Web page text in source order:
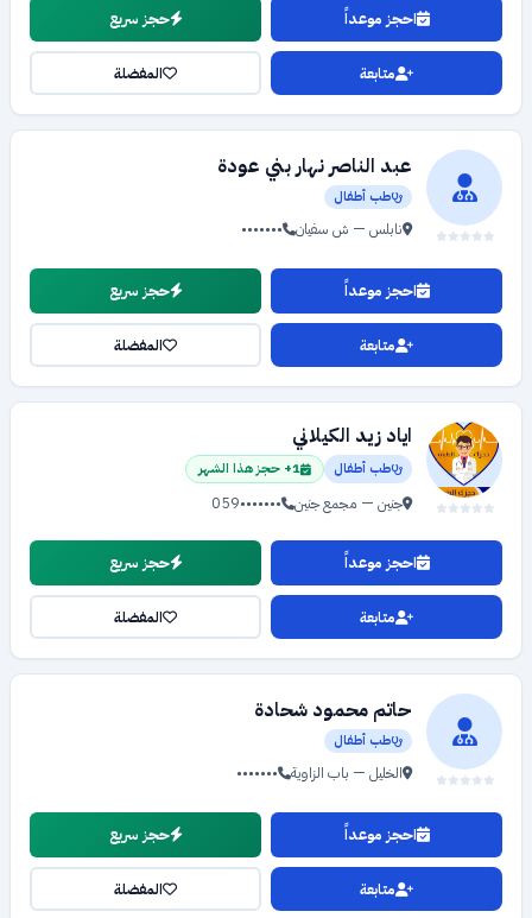
احجز موعداً حجز سريع
متابعة المفضلة
عبد الناصر نهار بني عودة
طب أطفال
نابلس — ش سفيان •••••••
احجز موعداً حجز سريع
متابعة المفضلة
اياد زيد الكيلاني
طب أطفال 1+ حجز هذا الشهر
جنين — مجمع جنين 059•••••••
احجز موعداً حجز سريع
متابعة المفضلة
حاتم محمود شحادة
طب أطفال
الخليل — باب الزاوية •••••••
احجز موعداً حجز سريع
متابعة المفضلة